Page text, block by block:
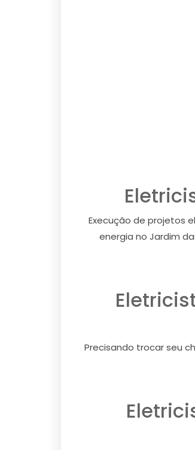
Execução de projetos
energia no Jardim
Precisando trocar seu